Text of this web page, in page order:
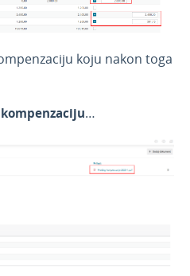
koju nakon toga
…